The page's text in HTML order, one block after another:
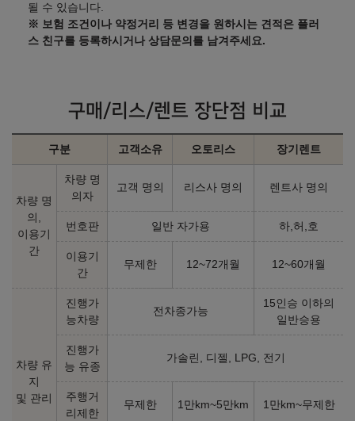
될 수 있습니다.
※ 보험 조건이나 약정거리 등 변경을 원하시는 견적은 플러
스 친구를 등록하시거나 상담문의를 남겨주세요.
구매/리스/렌트 장단점 비교
구분 고객소유 오토리스 장기렌트
차량 명
의,
이용기
간
차량 명
의자
고객 명의 리스사 명의 렌트사 명의
번호판 일반 자가용 하,허,호
이용기
간
무제한 12~72개월 12~60개월
차량 유
지
및 관리
진행가
능차량
전차종가능
15인승 이하의
일반승용
진행가
능 유종
가솔린, 디젤, LPG, 전기
주행거
리제한
무제한 1만km~5만km 1만km~무제한
인스퍼레이션 블랙 익스테리
어
휘발유/전기 18.1㎞/ℓ
2025년형 가솔린 1.6 (개소세 5% 기준)
휘발유/전기 19.8㎞/ℓ
31,020,000원
H-Pick
31,940,000원
프리미엄
휘발유/전기 19.8㎞/ℓ
34,060,000원
인스퍼레이션
36,680,000원
인스퍼레이션 블랙 익스테리
휘발유/전기 18.1㎞/ℓ
36,930,000
2025년형 가솔린 1.6 N Line (개소세 5% 기준)